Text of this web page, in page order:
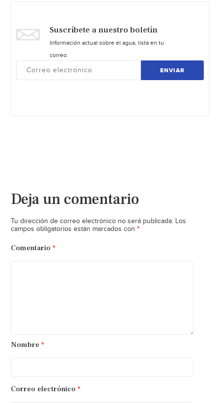
Suscríbete a nuestro boletín
Información actual sobre el agua, lista en tu
correo.
ENVIAR
Deja un comentario
Tu dirección de correo electrónico no será publicada. Los
campos obligatorios están marcados con *
Comentario *
Nombre *
Correo electrónico *